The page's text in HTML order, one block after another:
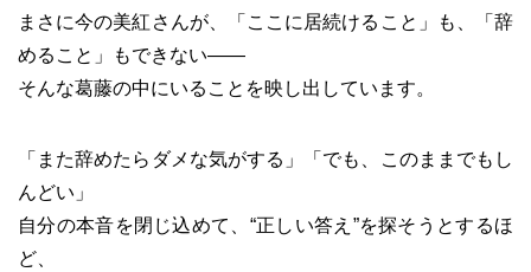
まさに今の美紅さんが、「ここに居続けること」も、「辞
めること」もできない――
そんな葛藤の中にいることを映し出しています。
「また辞めたらダメな気がする」「でも、このままでもし
んどい」
自分の本音を閉じ込めて、“正しい答え”を探そうとするほ
ど、